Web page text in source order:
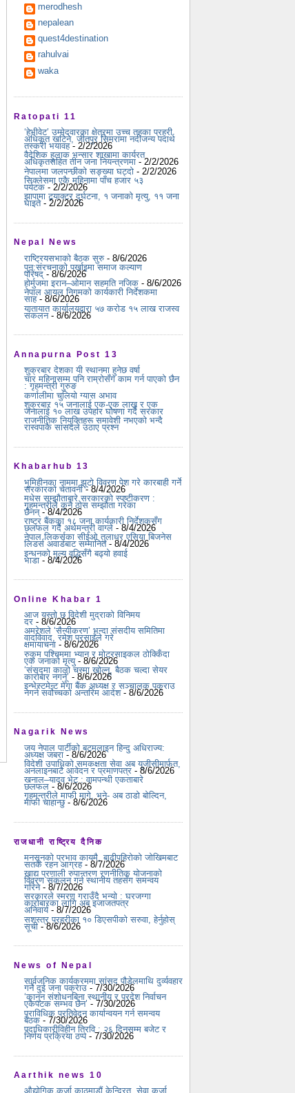
merodhesh
nepalean
quest4destination
rahulvai
waka
Ratopati 11
‘हेभीवेट’ उम्मेदवारका क्षेत्रमा उच्च तहका प्रहरी
अधिकृत खटिने, जीतपुर सिमरामा नदीजन्य पदार्थ
तस्करी भयावह- 2/2/2026
वैदेशिक हुलाक भन्सार शाखामा कार्यरत
अधिकृतसहित तीन जना नियन्त्रणमा - 2/2/2026
नेपालमा जलपन्छीको सङ्ख्या घट्दो - 2/2/2026
सिक्लेसमा एकै महिनामा पाँच हजार ५३
पर्यटक - 2/2/2026
झापामा ट्र्याक्टर दुर्घटना, १ जनाको मृत्यु, ११ जना
घाइते- 2/2/2026
Nepal News
राष्ट्रियसभाको बैठक सुरु- 8/6/2026
पुन:संरचनाको पर्खाइमा समाज कल्याण
परिषद् - 8/6/2026
होर्मुजमा इरान–ओमान सहमति नजिक - 8/6/2026
नेपाल आयल निगमको कार्यकारी निर्देशकमा
साह- 8/6/2026
यातायात कार्यालयद्वारा ५७ करोड १५ लाख राजस्व
संकलन- 8/6/2026
Annapurna Post 13
शुक्रबार देशका यी स्थानमा हुनेछ वर्षा
चार महिनासम्म पनि राम्रोसँग काम गर्न पाएको छैन
: गृहमन्त्री गुरुङ
कर्णालीमा चुलियो ग्यास अभाव
शुक्रबार १५ जनालाई एक-एक लाख र एक
जनालाई १० लाख उपहार घोषणा गर्दै सरकार
राजनीतिक नियुक्तिहरू समावेशी नभएको भन्दै
रास्वपाकै सांसदले उठाए प्रश्न
Khabarhub 13
भूमिहीनका नाममा झूटो विवरण पेश गरे कारबाही गर्ने
सरकारको चेतावनी- 8/4/2026
मधेस सम्झौताबारे सरकारको स्पष्टीकरण :
गृहमन्त्रीले कुनै ठोस सम्झौता गरेका
छैनन्- 8/4/2026
राष्ट्र बैंकका १८ जना कार्यकारी निर्देशकसँग
छलफल गर्दै अर्थमन्त्री वाग्ले - 8/4/2026
नेपाल लिकर्सका सीईओ तुलाधर एसिया बिजनेस
लिडर्स अवार्डबाट सम्मानित- 8/4/2026
इन्धनको मूल्य वृद्धिसँगै बढ्यो हवाई
भाडा- 8/4/2026
Online Khabar 1
आज यस्तो छ विदेशी मुद्राको विनिमय
दर - 8/6/2026
अमरेशले ‘सैन्यीकरण’ भन्दा संसदीय समितिमा
वादविवाद, रमेश प्रसाईंले गरे
क्षमायाचना - 8/6/2026
रुकुम पश्चिममा भ्यान र मोटरसाइकल ठोक्किँदा
एक जनाको मृत्यु- 8/6/2026
‘संसद्‍मा कालो चस्मा खोल्नू, बैठक चल्दा सेयर
कारोबार नगर्नू’ - 8/6/2026
इन्भेस्टमेन्ट मेगा बैंक अध्यक्ष र सञ्चालक पक्राउ
नगर्न सर्वोच्चको अन्तरिम आदेश- 8/6/2026
Nagarik News
जय नेपाल पार्टीको बटमलाइन हिन्दु अधिराज्य:
अध्यक्ष जबरा - 8/6/2026
विदेशी उपाधिको समकक्षता सेवा अब यूजीसीमार्फत,
अनलाइनबाटै आवेदन र प्रमाणपत्र - 8/6/2026
खनाल–यादव भेट : वामपन्थी एकताबारे
छलफल - 8/6/2026
गृहमन्त्रीले माफी मागे, भने- अब ठाडो बोल्दिन,
माफी चाहान्छु- 8/6/2026
राजधानी राष्ट्रिय दैनिक
मनसुनको प्रभाव कायमै, बाढीपहिरोको जोखिमबाट
सतर्क रहन आग्रह- 8/7/2026
खाद्य प्रणाली रुपान्तरण रणनीतिक योजनाको
विवरण संकलन गर्न स्थानीय तहसँग समन्वय
गरिने- 8/7/2026
सरकारले स्मरण गराउँदै भन्यो : घरजग्गा
कारोबारका लागि अब इजाजतपत्र
अनिवार्य- 8/7/2026
सशस्त्र प्रहरीका १० डिएसपीको सरुवा, हेर्नुहोस्
सूची- 8/6/2026
News of Nepal
सार्वजनिक कार्यक्रममा सांसद पौडेलमाथि दुर्व्यवहार
गर्ने दुई जना पक्राउ - 7/30/2026
‘कानुन संशोधनबिना स्थानीय र प्रदेश निर्वाचन
एकैपटक सम्भव छैन’ - 7/30/2026
प्राविधिक प्रतिवेदन कार्यान्वयन गर्न समन्वय
बैठक- 7/30/2026
पदाधिकारीविहीन त्रिवि : २६ दिनसम्म बजेट र
निर्णय प्रक्रिया ठप्प- 7/30/2026
Aarthik news 10
औद्योगिक कर्जा काठमाडौं केन्द्रित, सेवा कर्जा